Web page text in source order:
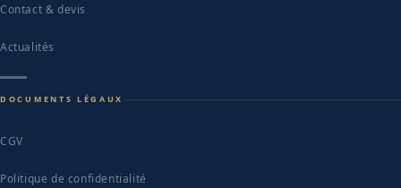
Contact & devis
Actualités
DOCUMENTS LÉGAUX
CGV
Politique de confidentialité